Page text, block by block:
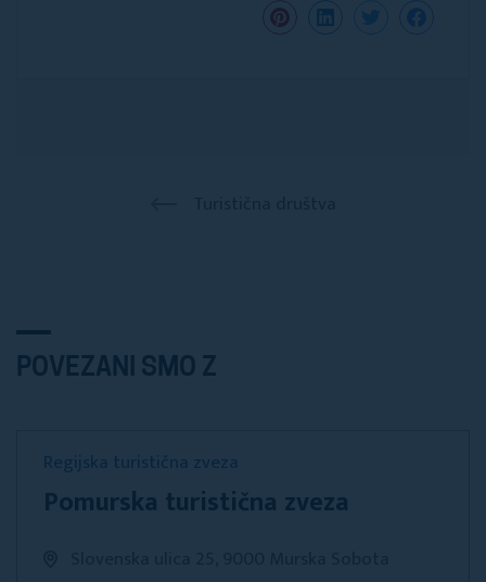
POVEZANI SMO Z
Regijska turistična zveza
Pomurska turistična zveza